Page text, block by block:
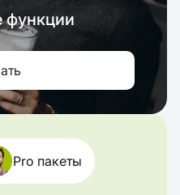
функции
Pro пакеты